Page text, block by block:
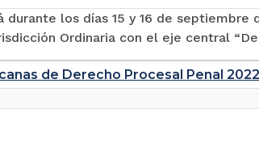
los días 15 y 16 de septiembre
Ordinaria con el eje central
de Derecho Procesal Penal 2022